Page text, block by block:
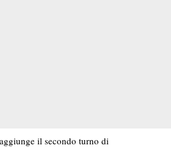
il secondo turno di